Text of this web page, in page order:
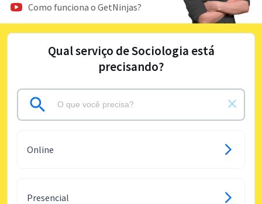
Como funciona o GetNinjas?
Qual serviço de Sociologia está
precisando?
Online
Presencial